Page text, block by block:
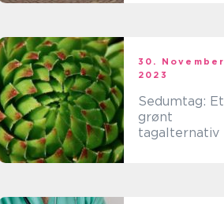
30. November
2023
Sedumtag: Et
grønt
tagalternativ